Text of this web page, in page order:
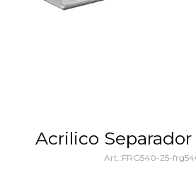
Acrilico
FRG540-25-